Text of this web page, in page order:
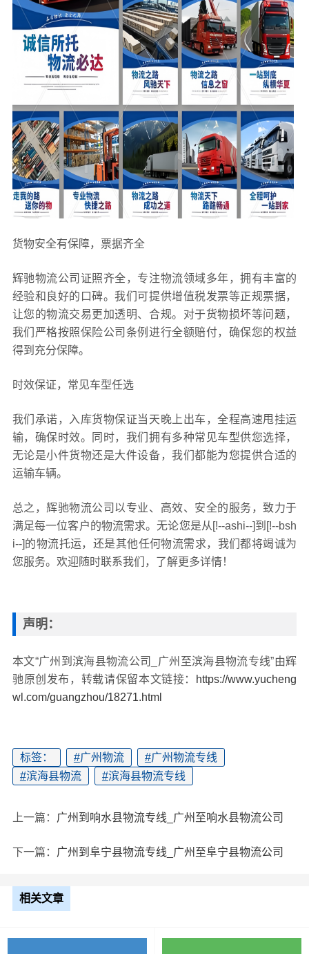
货物安全有保障，票据齐全
辉驰物流公司证照齐全，专注物流领域多年，拥有丰富的
经验和良好的口碑。我们可提供增值税发票等正规票据，
让您的物流交易更加透明、合规。对于货物损坏等问题，
我们严格按照保险公司条例进行全额赔付，确保您的权益
得到充分保障。
时效保证，常见车型任选
我们承诺，入库货物保证当天晚上出车，全程高速甩挂运
输，确保时效。同时，我们拥有多种常见车型供您选择，
无论是小件货物还是大件设备，我们都能为您提供合适的
运输车辆。
总之，辉驰物流公司以专业、高效、安全的服务，致力于
满足每一位客户的物流需求。无论您是从[!--ashi--]到[!--bsh
i--]的物流托运，还是其他任何物流需求，我们都将竭诚为
您服务。欢迎随时联系我们，了解更多详情！
声明：
本文“广州到滨海县物流公司_广州至滨海县物流专线”由辉
驰原创发布，转载请保留本文链接：
https://www.yucheng
wl.com/guangzhou/18271.html
标签： #广州物流 #广州物流专线
#滨海县物流 #滨海县物流专线
上一篇： 广州到响水县物流专线_广州至响水县物流公司
下一篇： 广州到阜宁县物流专线_广州至阜宁县物流公司
相关文章